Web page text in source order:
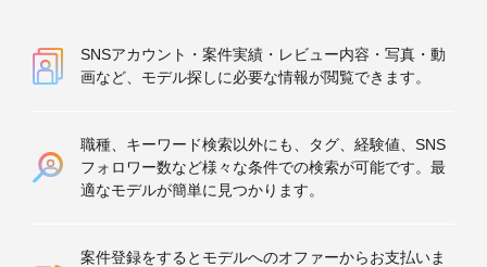
SNSアカウント・案件実績・レビュー内容・写真・動
画など、モデル探しに必要な情報が閲覧できます。
職種、キーワード検索以外にも、タグ、経験値、SNS
フォロワー数など様々な条件での検索が可能です。最
適なモデルが簡単に見つかります。
案件登録をするとモデルへのオファーからお支払いま